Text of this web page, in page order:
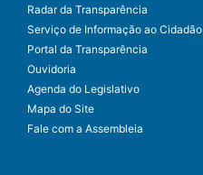
Radar da Transparência
Serviço de Informação ao Cidadão
Portal da Transparência
Ouvidoria
Agenda do Legislativo
Mapa do Site
Fale com a Assembleia